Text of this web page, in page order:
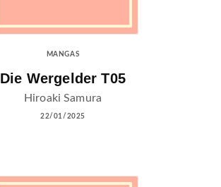
MANGAS
Die Wergelder T05
Hiroaki Samura
22/01/2025